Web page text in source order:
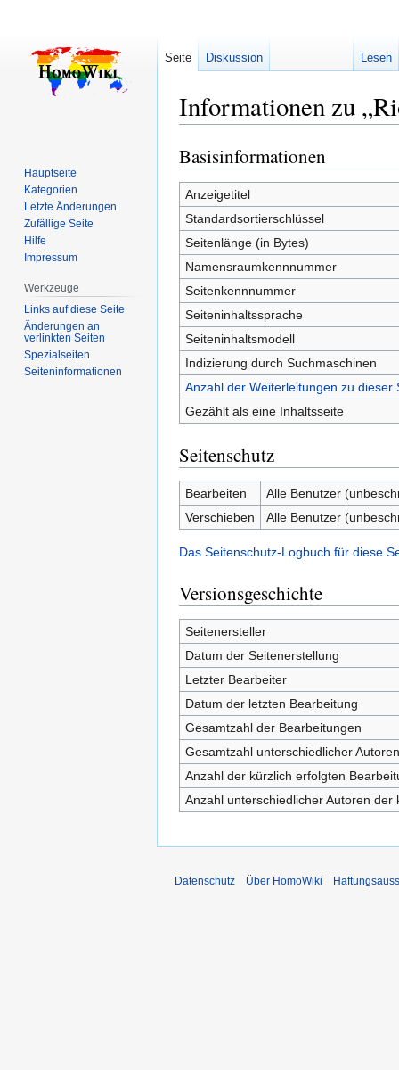
Informationen zu
Zur
Navigation
springen
Zur
Suche
springen
Basisinformationen
Anzeigetitel
Standardsortierschlüssel
Seitenlänge (in Bytes)
Namensraumkennnummer
Seitenkennnummer
Seiteninhaltssprache
Seiteninhaltsmodell
Indizierung durch Suchmaschinen
Anzahl der Weiterleitungen zu dieser
Gezählt als eine Inhaltsseite
Seitenschutz
Bearbeiten
Alle Benutzer
Verschieben
Alle Benutzer
Das Seitenschutz-Logbuch für diese
Versionsgeschichte
Seitenersteller
Datum der Seitenerstellung
Letzter Bearbeiter
Datum der letzten Bearbeitung
Gesamtzahl der Bearbeitungen
Gesamtzahl unterschiedlicher Autoren
Anzahl der kürzlich erfolgten
Anzahl unterschiedlicher Autoren
Seite Diskussion Lesen
Hauptseite
Kategorien
Letzte Änderungen
Zufällige Seite
Hilfe
Impressum
Werkzeuge
Links auf diese Seite
Änderungen an
verlinkten Seiten
Spezialseiten
Seiten­­informationen
Datenschutz Über HomoWiki